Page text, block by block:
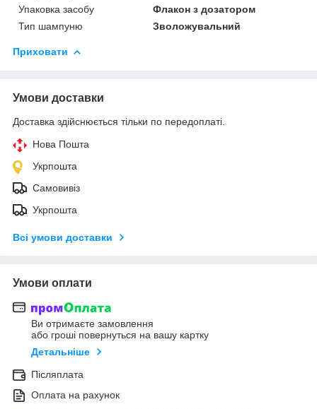
Упаковка засобу
Флакон з дозатором
Тип шампуню
Зволожувальний
Приховати
Умови доставки
Доставка здійснюється тільки по передоплаті.
Нова Пошта
Укрпошта
Самовивіз
Укрпошта
Всі умови доставки
Умови оплати
Ви отримаєте замовлення
або гроші повернуться на вашу картку
Детальніше
Післяплата
Оплата на рахунок